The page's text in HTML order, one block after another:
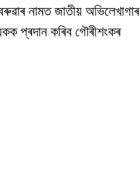
নামত জাতীয় অভিলেখাগাৰ
প্ৰদান কৰিব গৌৰীশংকৰ